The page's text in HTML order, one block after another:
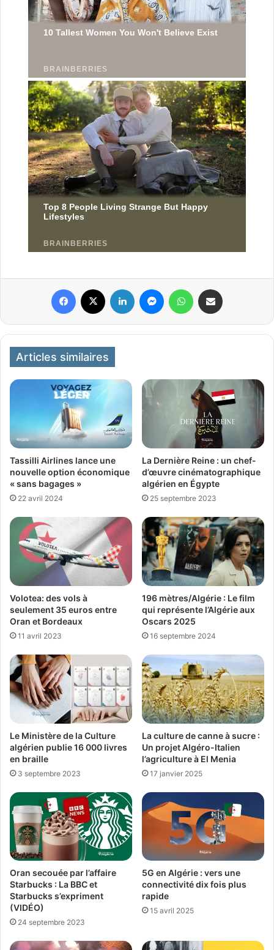
Articles similaires
Tassilli Airlines lance une
nouvelle option économique
« sans bagages »
22 avril 2024
La Dernière Reine : un chef-
d’œuvre cinématographique
algérien en Égypte
25 septembre 2023
Volotea: des vols à
seulement 35 euros entre
Oran et Bordeaux
11 avril 2023
196 mètres/Algérie : Le film
qui représente l’Algérie aux
Oscars 2025
16 septembre 2024
Le Ministère de la Culture
algérien publie 16 000 livres
en braille
3 septembre 2023
La culture de canne à sucre :
Un projet Algéro-Italien
l’agriculture à El Menia
17 janvier 2025
Oran secouée par l’affaire
Starbucks : La BBC et
Starbucks s’expriment
(VIDÉO)
24 septembre 2023
5G en Algérie : vers une
connectivité dix fois plus
rapide​
15 avril 2025